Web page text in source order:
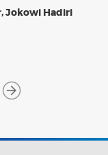
Jokowi Hadiri